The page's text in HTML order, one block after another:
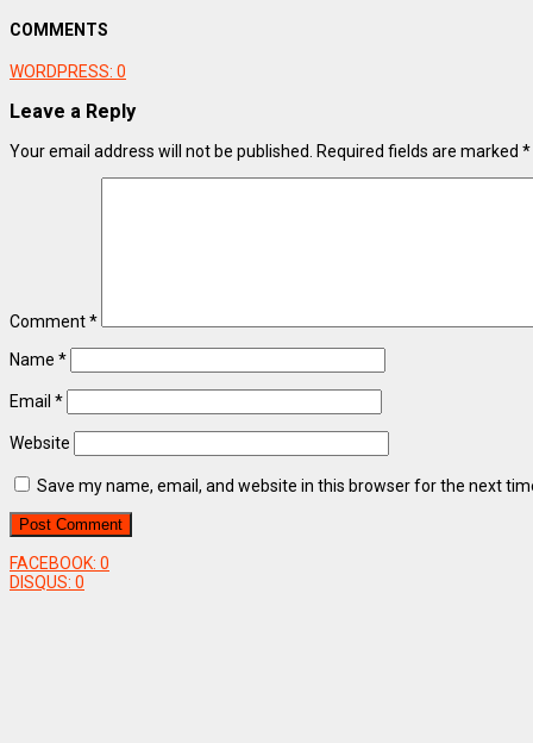
COMMENTS
WORDPRESS: 0
Leave a Reply
Your email address will not be published. Required fields are marked *
Comment*
Name *
Email *
Website
Save my name, email, and website in this browser for the next
FACEBOOK: 0
DISQUS: 0